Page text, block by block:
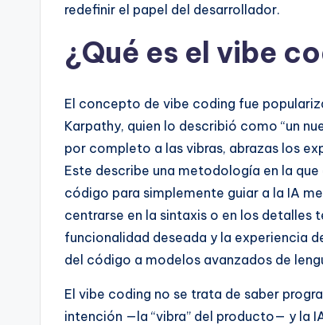
redefinir el papel del desarrollador.
¿Qué es el vibe
El concepto de vibe coding fue
Karpathy, quien lo describió como “un
por completo a las vibras, abrazas los
Este describe una metodología en la
código para simplemente guiar a la IA
centrarse en la sintaxis o en los detalles
funcionalidad deseada y la experiencia
del código a modelos avanzados de
El vibe coding no se trata de saber
intención —la “vibra” del producto— y la